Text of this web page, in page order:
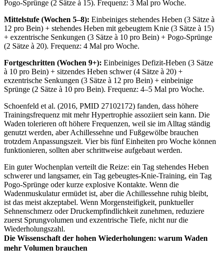
Pogo-Sprünge (2 Sätze à 15). Frequenz: 3 Mal pro Woche.
Mittelstufe (Wochen 5–8): Einbeiniges stehendes Heben (3 Sätze à
12 pro Bein) + stehendes Heben mit gebeugtem Knie (3 Sätze à 15)
+ exzentrische Senkungen (3 Sätze à 10 pro Bein) + Pogo-Sprünge
(2 Sätze à 20). Frequenz: 4 Mal pro Woche.
Fortgeschritten (Wochen 9+): Einbeiniges Defizit-Heben (3 Sätze
à 10 pro Bein) + sitzendes Heben schwer (4 Sätze à 20) +
exzentrische Senkungen (3 Sätze à 12 pro Bein) + einbeinige
Sprünge (2 Sätze à 10 pro Bein). Frequenz: 4–5 Mal pro Woche.
Schoenfeld et al. (2016, PMID 27102172) fanden, dass höhere
Trainingsfrequenz mit mehr Hypertrophie assoziiert sein kann. Die
Waden tolerieren oft höhere Frequenzen, weil sie im Alltag ständig
genutzt werden, aber Achillessehne und Fußgewölbe brauchen
trotzdem Anpassungszeit. Vier bis fünf Einheiten pro Woche können
funktionieren, sollten aber schrittweise aufgebaut werden.
Ein guter Wochenplan verteilt die Reize: ein Tag stehendes Heben
schwerer und langsamer, ein Tag gebeugtes-Knie-Training, ein Tag
Pogo-Sprünge oder kurze explosive Kontakte. Wenn die
Wadenmuskulatur ermüdet ist, aber die Achillessehne ruhig bleibt,
ist das meist akzeptabel. Wenn Morgensteifigkeit, punktueller
Sehnenschmerz oder Druckempfindlichkeit zunehmen, reduziere
zuerst Sprungvolumen und exzentrische Tiefe, nicht nur die
Wiederholungszahl.
Die Wissenschaft der hohen Wiederholungen: warum Waden
mehr Volumen brauchen